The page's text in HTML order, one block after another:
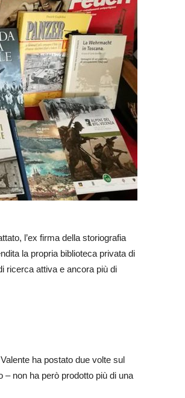
l’ex firma della storiografia
la propria biblioteca privata di
ricerca attiva e ancora più di
ha postato due volte sul
– non ha però prodotto più di una